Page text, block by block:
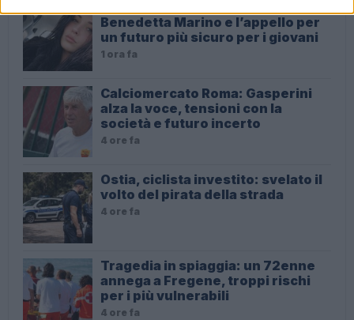
Benedetta Marino e l’appello per
un futuro più sicuro per i giovani
1 ora fa
Calciomercato Roma: Gasperini
alza la voce, tensioni con la
società e futuro incerto
4 ore fa
Ostia, ciclista investito: svelato il
volto del pirata della strada
4 ore fa
Tragedia in spiaggia: un 72enne
annega a Fregene, troppi rischi
per i più vulnerabili
4 ore fa